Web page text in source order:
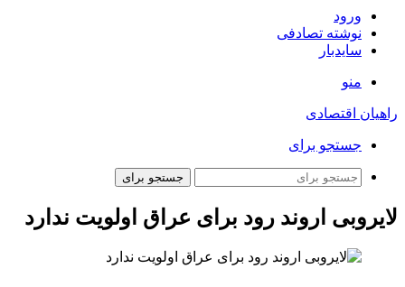
ورود
نوشته تصادفی
سایدبار
منو
راهیان اقتصادی
جستجو برای
جستجو برای
لایروبی اروند رود برای عراق اولویت ندارد